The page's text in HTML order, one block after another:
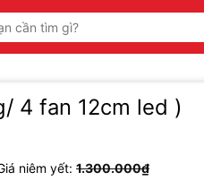
4 fan 12cm led )
niêm yết: 1.300.000₫